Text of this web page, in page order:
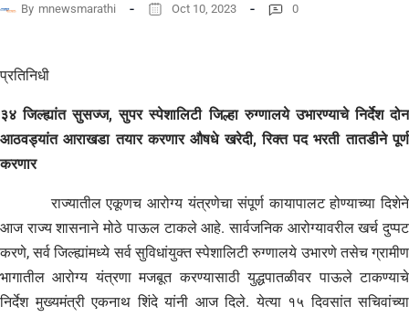
By mnewsmarathi Oct 10, 2023 0
प्रतिनिधी
३४ जिल्ह्यांत सुसज्ज, सुपर स्पेशालिटी जिल्हा रुग्णालये उभारण्याचे निर्देश दोन
आठवड्यांत आराखडा तयार करणार औषधे खरेदी, रिक्त पद भरती तातडीने पूर्ण
करणार
राज्यातील एकूणच आरोग्य यंत्रणेचा संपूर्ण कायापालट होण्याच्या दिशेने
आज राज्य शासनाने मोठे पाऊल टाकले आहे. सार्वजनिक आरोग्यावरील खर्च दुप्पट
करणे, सर्व जिल्ह्यांमध्ये सर्व सुविधांयुक्त स्पेशालिटी रुग्णालये उभारणे तसेच ग्रामीण
भागातील आरोग्य यंत्रणा मजबूत करण्यासाठी युद्धपातळीवर पाऊले टाकण्याचे
निर्देश मुख्यमंत्री एकनाथ शिंदे यांनी आज दिले. येत्या १५ दिवसांत सचिवांच्या